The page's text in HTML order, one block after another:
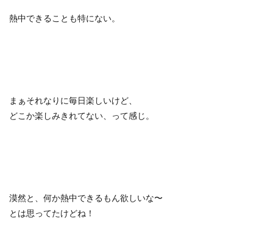
熱中できることも特にない。
まぁそれなりに毎日楽しいけど、
どこか楽しみきれてない、って感じ。
漠然と、何か熱中できるもん欲しいな〜
とは思ってたけどね！